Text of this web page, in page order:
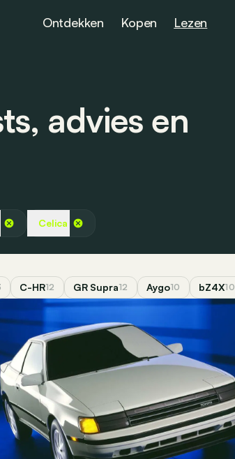
Ontdekken Kopen Lezen
advies en
Celica
C-HR12 GR Supra12 Aygo10 bZ4X10